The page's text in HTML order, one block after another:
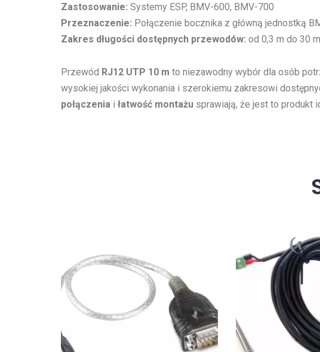
Zastosowanie: Systemy ESP, BMV-600, BMV-700
Przeznaczenie: Połączenie bocznika z główną jednostką
Zakres długości dostępnych przewodów: od 0,3 m do 30 m
Przewód RJ12 UTP 10 m to niezawodny wybór dla osób
wysokiej jakości wykonania i szerokiemu zakresowi
połączenia i łatwość montażu sprawiają, że jest to produkt